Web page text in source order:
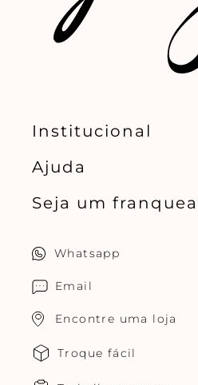
Institucional
Missão, visão e valores
Ajuda
Central de
Seja um
Whatsapp
Email
Encontre uma loja
Troque fácil